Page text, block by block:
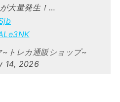
大量発生！…
トレカ通販ショップ~
14, 2026